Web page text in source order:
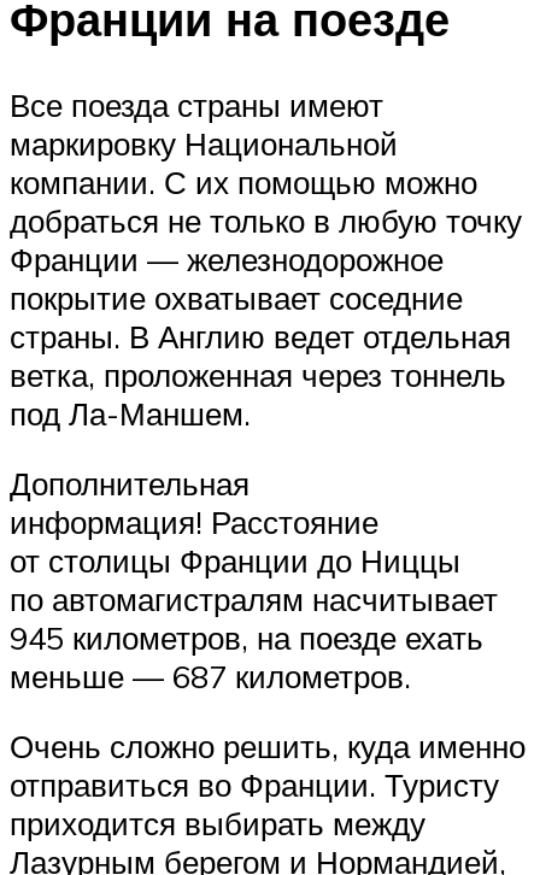
Франции на поезде
Все поезда страны имеют
маркировку Национальной
компании. С их помощью можно
добраться не только в любую точку
Франции — железнодорожное
покрытие охватывает соседние
страны. В Англию ведет отдельная
ветка, проложенная через тоннель
под Ла-Маншем.
Дополнительная
информация! Расстояние
от столицы Франции до Ниццы
по автомагистралям насчитывает
945 километров, на поезде ехать
меньше — 687 километров.
Очень сложно решить, куда именно
отправиться во Франции. Туристу
приходится выбирать между
Лазурным берегом и Нормандией,